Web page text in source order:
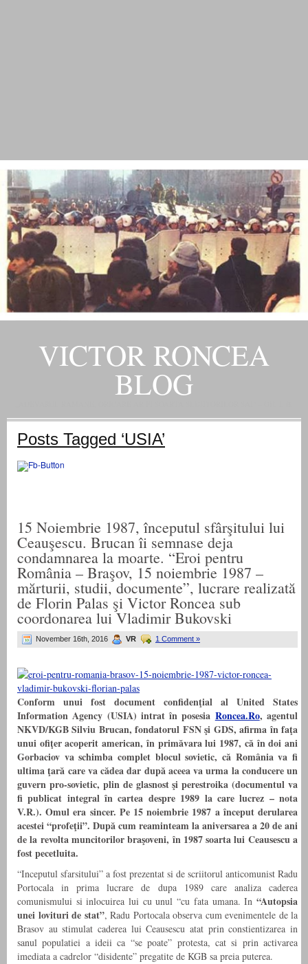
VICTOR RONCEA
BLOG
Posts Tagged ‘USIA’
15 Noiembrie 1987, începutul sfârşitului lui
Ceauşescu. Brucan îi semnase deja
condamnarea la moarte. “Eroi pentru
România – Braşov, 15 noiembrie 1987 –
mărturii, studii, documente”, lucrare realizată
de Florin Palas şi Victor Roncea sub
coordonarea lui Vladimir Bukovski
November 16th, 2016 VR 1 Comment »
Conform unui fost document confidenţial al United States
Information Agency (USIA) intrat în posesia Roncea.Ro, agentul
NKVD/KGB Silviu Brucan, fondatorul FSN şi GDS, afirma în faţa
unui ofiţer acoperit american, în primăvara lui 1987, că în doi ani
Gorbaciov va schimba complet blocul sovietic, că România va fi
ultima ţară care va cădea dar după aceea va urma la conducere un
guvern pro-sovietic, plin de glasnost şi perestroika (documentul va
fi publicat integral în cartea despre 1989 la care lucrez – nota
V.R.). Omul era sincer. Pe 15 noiembrie 1987 a început derularea
acestei “profeţii”. După cum reaminteam la aniversarea a 20 de ani
de la revolta muncitorilor braşoveni, în 1987 soarta lui Ceausescu a
fost pecetluita.
“Inceputul sfarsitului” a fost prezentat si de scriitorul anticomunist Radu
Portocala in prima lucrare de dupa 1989 care analiza caderea
comunismului si inlocuirea lui cu unul “cu fata umana. In “Autopsia
unei lovituri de stat”, Radu Portocala observa cum evenimentele de la
Brasov au stimulat caderea lui Ceausescu atat prin constientizarea in
sanul populatiei a ideii ca “se poate” protesta, cat si prin activarea
imediata a cadrelor “disidente” pregatite de KGB sa preia puterea.